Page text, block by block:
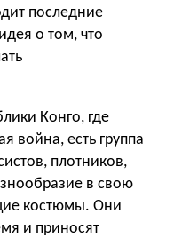
последние
о том, что
Конго, где
война, есть группа
плотников,
в свою
костюмы. Они
и приносят